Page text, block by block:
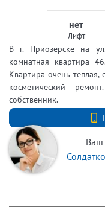
нет
Лифт
В г. Приозерске на
комнатная квартира
Квартира очень теплая,
косметический
собственник.
Ваш